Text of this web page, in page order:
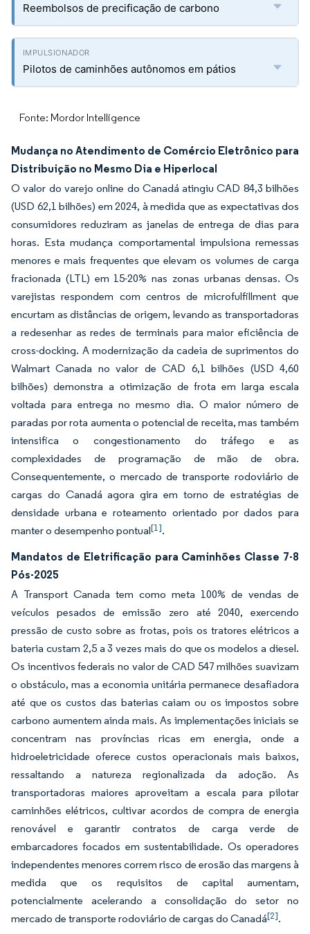
Reembolsos de precificação de carbono
Pilotos de caminhões autônomos em pátios
Fonte: Mordor Intelligence
Mudança no Atendimento de Comércio Eletrônico para
Distribuição no Mesmo Dia e Hiperlocal
O valor do varejo online do Canadá atingiu CAD 84,3 bilhões
(USD 62,1 bilhões) em 2024, à medida que as expectativas dos
consumidores reduziram as janelas de entrega de dias para
horas. Esta mudança comportamental impulsiona remessas
menores e mais frequentes que elevam os volumes de carga
fracionada (LTL) em 15-20% nas zonas urbanas densas. Os
varejistas respondem com centros de microfulfillment que
encurtam as distâncias de origem, levando as transportadoras
a redesenhar as redes de terminais para maior eficiência de
cross-docking. A modernização da cadeia de suprimentos do
Walmart Canada no valor de CAD 6,1 bilhões (USD 4,60
bilhões) demonstra a otimização de frota em larga escala
voltada para entrega no mesmo dia. O maior número de
paradas por rota aumenta o potencial de receita, mas também
intensifica o congestionamento do tráfego e as
complexidades de programação de mão de obra.
Consequentemente, o mercado de transporte rodoviário de
cargas do Canadá agora gira em torno de estratégias de
densidade urbana e roteamento orientado por dados para
manter o desempenho pontual[1].
Mandatos de Eletrificação para Caminhões Classe 7-8
Pós-2025
A Transport Canada tem como meta 100% de vendas de
veículos pesados de emissão zero até 2040, exercendo
pressão de custo sobre as frotas, pois os tratores elétricos a
bateria custam 2,5 a 3 vezes mais do que os modelos a diesel.
Os incentivos federais no valor de CAD 547 milhões suavizam
o obstáculo, mas a economia unitária permanece desafiadora
até que os custos das baterias caiam ou os impostos sobre
carbono aumentem ainda mais. As implementações iniciais se
concentram nas províncias ricas em energia, onde a
hidroeletricidade oferece custos operacionais mais baixos,
ressaltando a natureza regionalizada da adoção. As
transportadoras maiores aproveitam a escala para pilotar
caminhões elétricos, cultivar acordos de compra de energia
renovável e garantir contratos de carga verde de
embarcadores focados em sustentabilidade. Os operadores
independentes menores correm risco de erosão das margens à
medida que os requisitos de capital aumentam,
potencialmente acelerando a consolidação do setor no
mercado de transporte rodoviário de cargas do Canadá[2].